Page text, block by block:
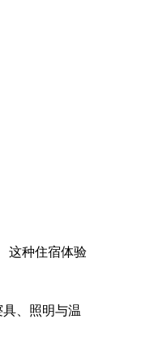
这种住宿体验
、照明与温